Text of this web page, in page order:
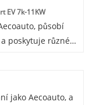
prostorné
EV 7k-11KW
působí
poskytuje různé
7k-11KW
je ideální
jako Aecoauto, a